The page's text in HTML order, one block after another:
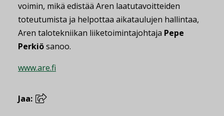
voimin, mikä edistää Aren laatutavoitteiden
toteutumista ja helpottaa aikataulujen hallintaa,
Aren talotekniikan liiketoimintajohtaja Pepe
Perkiösanoo.
www.are.fi
Jaa: